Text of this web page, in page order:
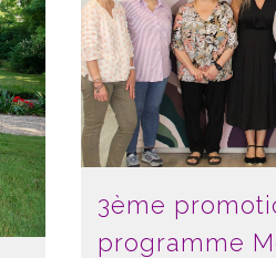
3ème
programme